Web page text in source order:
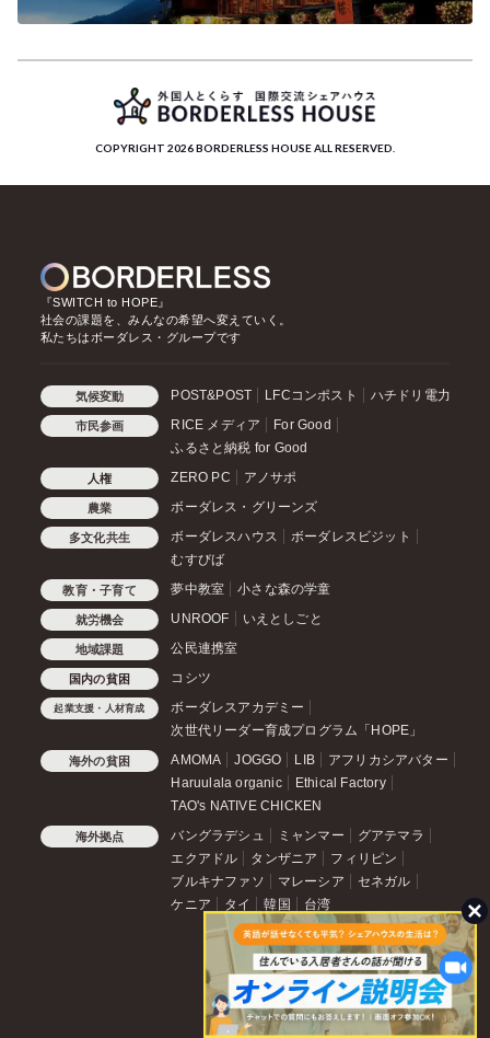
COPYRIGHT 2026 BORDERLESS HOUSE ALL RESERVED.
『SWITCH to HOPE』
社会の課題を、みんなの希望へ変えていく。
私たちはボーダレス・グループです
気候変動 POST&POST LFCコンポスト ハチドリ電力
市民参画 RICE メディア
For Good
ふるさと納税 for Good
人権 ZERO PC アノサポ
農業 ボーダレス・グリーンズ
多文化共生 ボーダレスハウス
ボーダレスビジット
むすびば
教育・子育て 夢中教室 小さな森の学童
就労機会 UNROOF いえとしごと
地域課題 公民連携室
国内の貧困 コシツ
起業支援・人材育成
ボーダレスアカデミー
次世代リーダー育成プログラム「HOPE」
海外の貧困 AMOMA JOGGO LIB
アフリカシアバター
Haruulala organic
Ethical Factory
TAO's NATIVE CHICKEN
海外拠点 バングラデシュ ミャンマー
グアテマラ
エクアドル
タンザニア
フィリピン
ブルキナファソ
マレーシア
セネガル
ケニア
タイ 韓国 台湾